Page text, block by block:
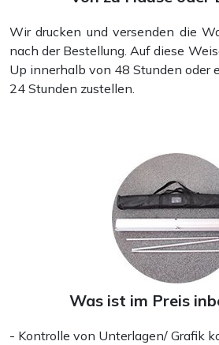
Wir drucken und versenden die
nach der Bestellung. Auf diese
Up innerhalb von 48 Stunden oder
24 Stunden zustellen.
Was ist im Preis
- Kontrolle von Unterlagen/ Grafik